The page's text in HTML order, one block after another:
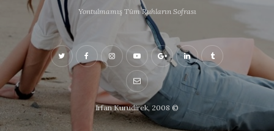
Yontulmamış Tüm Ruhların Sofrası
Irfan Kurudirek, 2008 ©